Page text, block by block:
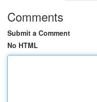
Comments
Submit a Comment
No HTML